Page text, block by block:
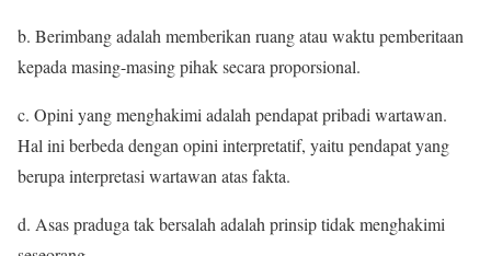
b. Berimbang adalah memberikan ruang atau waktu pemberitaan
kepada masing-masing pihak secara proporsional.
c. Opini yang menghakimi adalah pendapat pribadi wartawan.
Hal ini berbeda dengan opini interpretatif, yaitu pendapat yang
berupa interpretasi wartawan atas fakta.
d. Asas praduga tak bersalah adalah prinsip tidak menghakimi